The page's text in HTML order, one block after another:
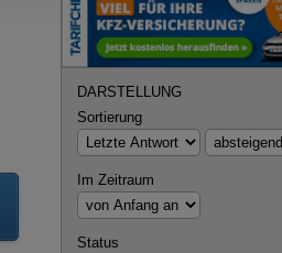
DARSTELLUNG
Sortierung
Im Zeitraum
Status